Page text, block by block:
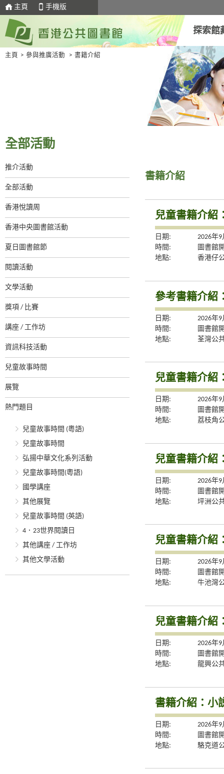
主頁 手機版
探索館
主頁 > 參與推廣活動 > 書籍介紹
全部活動
推介活動
全部活動
香港悅讀周
香港中央圖書館活動
夏日圖書館節
閱讀活動
文學活動
獎項 / 比賽
講座 / 工作坊
資訊科技活動
兒童故事時間
展覽
熱門題目
兒童故事時間 (粵語)
兒童故事時間
弘揚中華文化系列活動
兒童故事時間(粵語)
國學講座
其他展覽
兒童故事時間 (英語)
4．23世界閱讀日
其他講座 / 工作坊
其他文學活動
書籍介紹
兒童書籍介紹
日期:
2026年
時間:
圖書館
地點:
香港仔
參考書籍介紹
日期:
2026年
時間:
圖書館
地點:
荃灣公
兒童書籍介紹
日期:
2026年
時間:
圖書館
地點:
荔枝角
兒童書籍介紹
日期:
2026年
時間:
圖書館
地點:
坪洲公
兒童書籍介紹
日期:
2026年
時間:
圖書館
地點:
牛池灣
兒童書籍介紹
日期:
2026年
時間:
圖書館
地點:
龍興公
書籍介紹：小
日期:
2026年
時間:
圖書館
地點:
駱克道